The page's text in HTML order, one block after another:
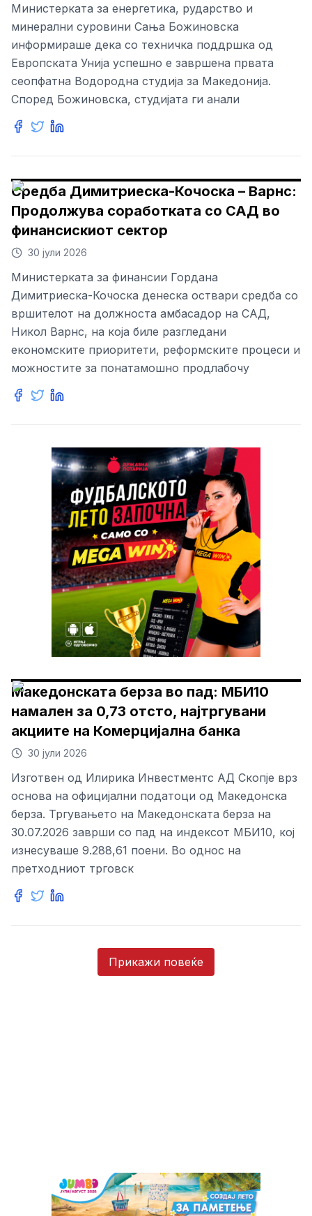
Министерката за енергетика, рударство и
минерални суровини Сања Божиновска
информираше дека со техничка поддршка од
Европската Унија успешно е завршена првата
сеопфатна Водородна студија за Македонија.
Според Божиновска, студијата ги анали
Средба Димитриеска-Кочоска – Варнс:
Продолжува соработката со САД во
финансискиот сектор
30 јули 2026
Министерката за финансии Гордана
Димитриеска-Кочоска денеска оствари средба со
вршителот на должноста амбасадор на САД,
Никол Варнс, на која биле разгледани
економските приоритети, реформските процеси и
можностите за понатамошно продлабочу
Македонската берза во пад: МБИ10
намален за 0,73 отсто, најтргувани
акциите на Комерцијална банка
30 јули 2026
Изготвен од Илирика Инвестментс АД Скопје врз
основа на официјални податоци од Македонска
берза. Тргувањето на Македонската берза на
30.07.2026 заврши со пад на индексот МБИ10, кој
изнесуваше 9.288,61 поени. Во однос на
претходниот трговск
Прикажи повеќе